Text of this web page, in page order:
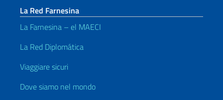
La Red Farnesina
La Farnesina – el MAECI
La Red Diplomática
Viaggiare sicuri
Dove siamo nel mondo